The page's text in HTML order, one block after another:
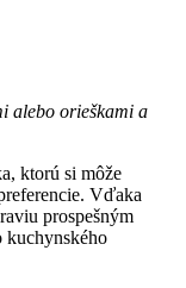
alebo orieškami a
ktorú si môže
Vďaka
prospešným
kuchynského